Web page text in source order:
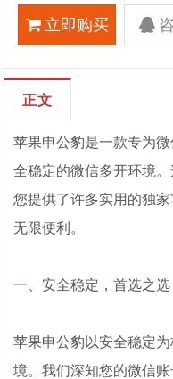
立即购买
正文
苹果申公豹是一款专为
全稳定的微信多开环境
您提供了许多实用的独
无限便利。
一、安全稳定，首选之选
苹果申公豹以安全稳定
境。我们深知您的微信